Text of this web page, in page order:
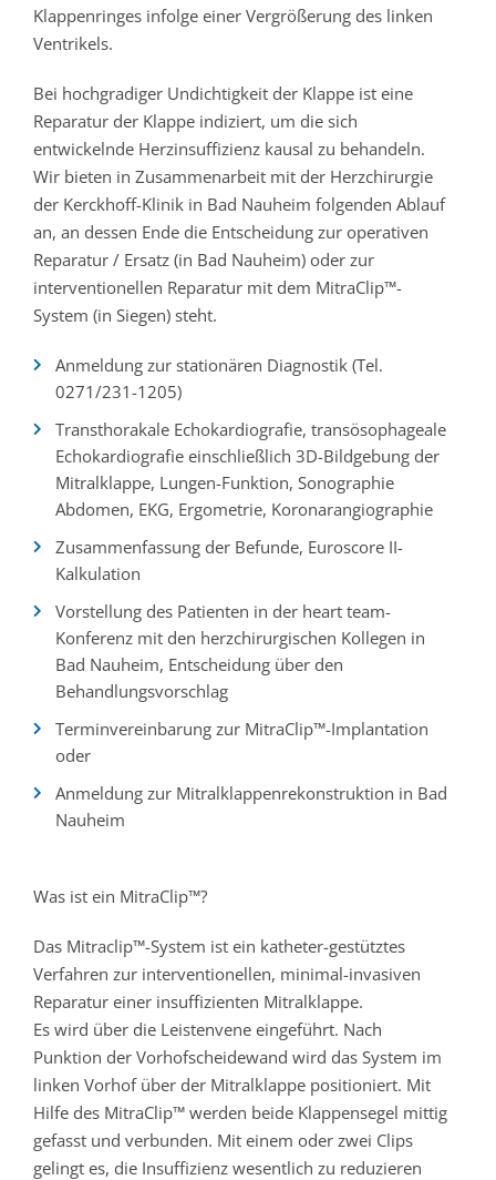
Klappenringes infolge einer Vergrößerung des linken
Ventrikels.
Bei hochgradiger Undichtigkeit der Klappe ist eine
Reparatur der Klappe indiziert, um die sich
entwickelnde Herzinsuffizienz kausal zu behandeln.
Wir bieten in Zusammenarbeit mit der Herzchirurgie
der Kerckhoff-Klinik in Bad Nauheim folgenden Ablauf
an, an dessen Ende die Entscheidung zur operativen
Reparatur / Ersatz (in Bad Nauheim) oder zur
interventionellen Reparatur mit dem MitraClip™-
System (in Siegen) steht.
Anmeldung zur stationären Diagnostik (Tel.
0271/231-1205)
Transthorakale Echokardiografie, transösophageale
Echokardiografie einschließlich 3D-Bildgebung der
Mitralklappe, Lungen-Funktion, Sonographie
Abdomen, EKG, Ergometrie, Koronarangiographie
Zusammenfassung der Befunde, Euroscore II-
Kalkulation
Vorstellung des Patienten in der heart team-
Konferenz mit den herzchirurgischen Kollegen in
Bad Nauheim, Entscheidung über den
Behandlungsvorschlag
Terminvereinbarung zur MitraClip™-Implantation
oder
Anmeldung zur Mitralklappenrekonstruktion in Bad
Nauheim
Was ist ein MitraClip™?
Das Mitraclip™-System ist ein katheter-gestütztes
Verfahren zur interventionellen, minimal-invasiven
Reparatur einer insuffizienten Mitralklappe.
Es wird über die Leistenvene eingeführt. Nach
Punktion der Vorhofscheidewand wird das System im
linken Vorhof über der Mitralklappe positioniert. Mit
Hilfe des MitraClip™ werden beide Klappensegel mittig
gefasst und verbunden. Mit einem oder zwei Clips
gelingt es, die Insuffizienz wesentlich zu reduzieren